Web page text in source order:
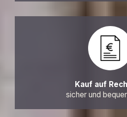
Kauf auf
sicher und